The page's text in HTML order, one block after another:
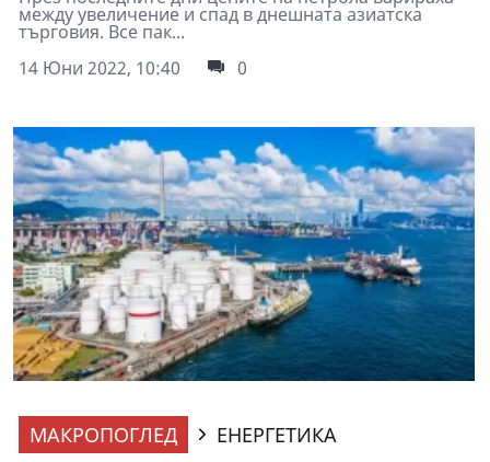
между увеличение и спад в днешната азиатска
търговия. Все пак...
14 Юни 2022, 10:40
0
МАКРОПОГЛЕД
ЕНЕРГЕТИКА